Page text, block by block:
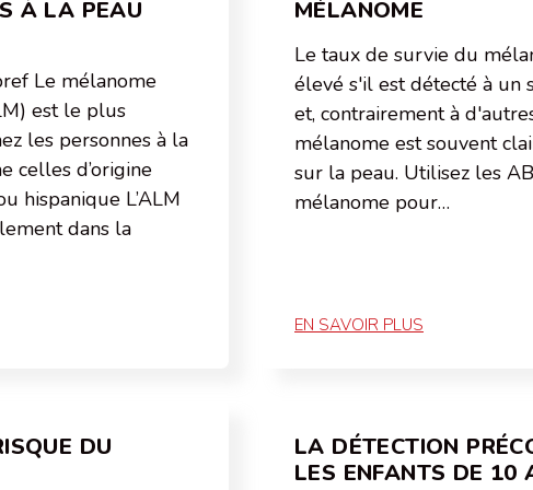
À LA PEAU
Le mélanome
est le plus
les personnes à la
celles d’origine
hispanique L’ALM
dans la
MÉLANOME
Le taux de survie du
élevé s'il est détecté à un
et, contrairement à
mélanome est souvent
sur la peau. Utilisez les
mélanome pour…
EN SAVOIR PLUS
DU
LA DÉTECTION
LES ENFANTS DE 10